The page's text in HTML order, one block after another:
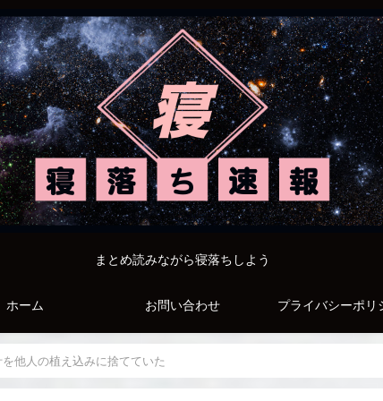
まとめ読みながら寝落ちしよう
ホーム お問い合わせ プライバシーポリ
他人の植え込みに捨てていた